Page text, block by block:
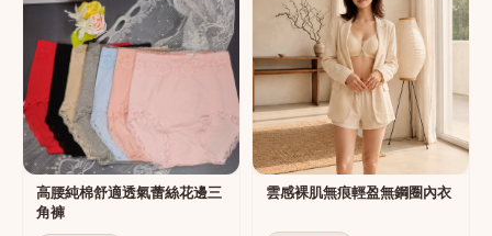
高腰純棉舒適透氣蕾絲花邊三
角褲
雲感裸肌無痕輕盈無鋼圈內衣